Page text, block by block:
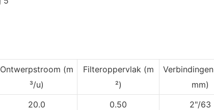
Ontwerpstroom (m
³/u)
Filteroppervlak (m
²)
Verbindingen
mm)
20.0 0.50 2"/63